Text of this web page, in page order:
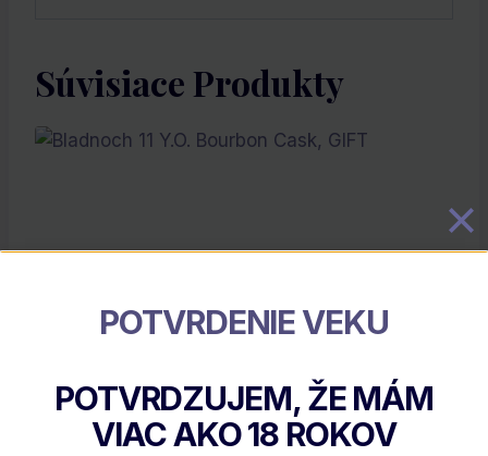
Súvisiace Produkty
Bladnoch 11 Y.O. Bourbon Cask, GIFT
POTVRDENIE VEKU
POTVRDZUJEM, ŽE MÁM
VIAC AKO18 ROKOV